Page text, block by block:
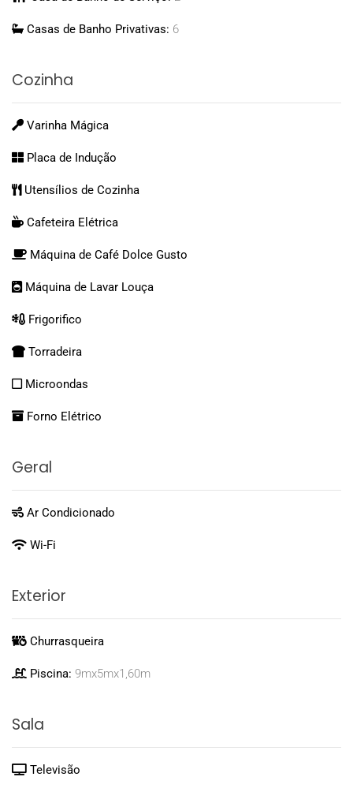
Casas de Banho Privativas: 6
Cozinha
Varinha Mágica
Placa de Indução
Utensílios de Cozinha
Cafeteira Elétrica
Máquina de Café Dolce Gusto
Máquina de Lavar Louça
Frigorifico
Torradeira
Microondas
Forno Elétrico
Geral
Ar Condicionado
Wi-Fi
Exterior
Churrasqueira
Piscina: 9mx5mx1,60m
Sala
Televisão